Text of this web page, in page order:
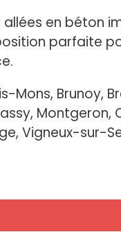
en béton
parfaite
Mons, Brunoy,
Montgeron,
Vigneux-sur-